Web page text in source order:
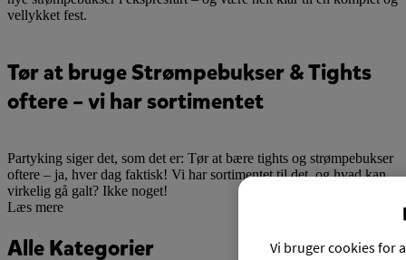
vellykket fest.
Tør at bruge Strømpebukser & Tights
oftere – vi har sortimentet
Partyking siger det, som det er: Tør at bære tights og strømpebukser
oftere – ja, hver dag faktisk! Vi har sortimentet til det, og hvad kan
virkelig gå galt? Ikke noget!
Læs mere
Alle Kategorier
Vi bruger cookies for